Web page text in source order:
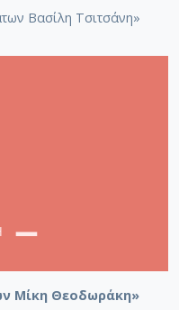
Βασίλη Τσιτσάνη»
Μίκη Θεοδωράκη»